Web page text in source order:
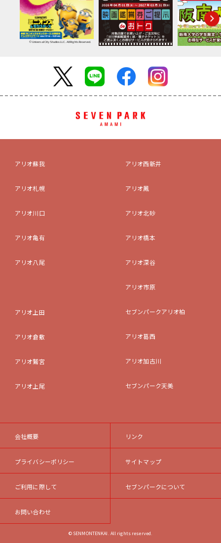
© Universal City Studios LLC. All Rights Reserved.
アリオ蘇我
アリオ札幌
アリオ川口
アリオ亀有
アリオ八尾
アリオ上田
アリオ倉敷
アリオ鷲宮
アリオ上尾
アリオ西新井
アリオ鳳
アリオ北砂
アリオ橋本
アリオ深谷
アリオ市原
セブンパークアリオ柏
アリオ葛西
アリオ加古川
セブンパーク天美
会社概要
プライバシーポリシー
ご利用に際して
お問い合わせ
リンク
サイトマップ
セブンパークについて
© SENMONTENKAI. All rights reserved.